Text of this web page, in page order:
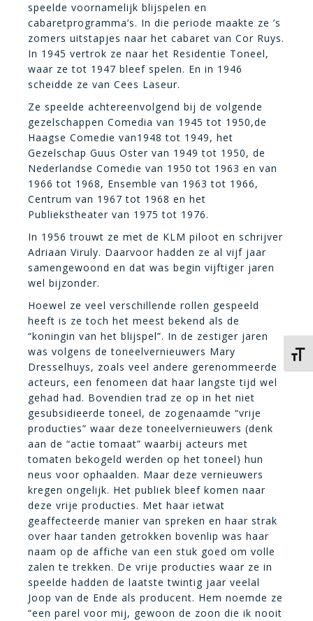
speelde voornamelijk blijspelen en
cabaretprogramma’s. In die periode maakte ze ’s
zomers uitstapjes naar het cabaret van Cor Ruys.
In 1945 vertrok ze naar het Residentie Toneel,
waar ze tot 1947 bleef spelen. En in 1946
scheidde ze van Cees Laseur.
Ze speelde achtereenvolgend bij de volgende
gezelschappen Comedia van 1945 tot 1950,de
Haagse Comedie van1948 tot 1949, het
Gezelschap Guus Oster van 1949 tot 1950, de
Nederlandse Comedie van 1950 tot 1963 en van
1966 tot 1968, Ensemble van 1963 tot 1966,
Centrum van 1967 tot 1968 en het
Publiekstheater van 1975 tot 1976.
In 1956 trouwt ze met de KLM piloot en schrijver
Adriaan Viruly. Daarvoor hadden ze al vijf jaar
samengewoond en dat was begin vijftiger jaren
wel bijzonder.
Hoewel ze veel verschillende rollen gespeeld
heeft is ze toch het meest bekend als de
“koningin van het blijspel”. In de zestiger jaren
was volgens de toneelvernieuwers Mary
Dresselhuys, zoals veel andere gerenommeerde
acteurs, een fenomeen dat haar langste tijd wel
gehad had. Bovendien trad ze op in het niet
gesubsidieerde toneel, de zogenaamde “vrije
producties” waar deze toneelvernieuwers (denk
aan de “actie tomaat” waarbij acteurs met
tomaten bekogeld werden op het toneel) hun
neus voor ophaalden. Maar deze vernieuwers
kregen ongelijk. Het publiek bleef komen naar
deze vrije producties. Met haar ietwat
geaffecteerde manier van spreken en haar strak
over haar tanden getrokken bovenlip was haar
naam op de affiche van een stuk goed om volle
zalen te trekken. De vrije producties waar ze in
speelde hadden de laatste twintig jaar veelal
Joop van de Ende als producent. Hem noemde ze
“een parel voor mij, gewoon de zoon die ik nooit